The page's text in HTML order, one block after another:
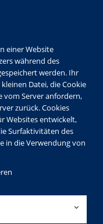
einer Website
während des
werden. Ihr
Datei, die Cookie
vom Server anfordern,
zurück. Cookies
Websites entwickelt,
Surfaktivitäten des
in die Verwendung von